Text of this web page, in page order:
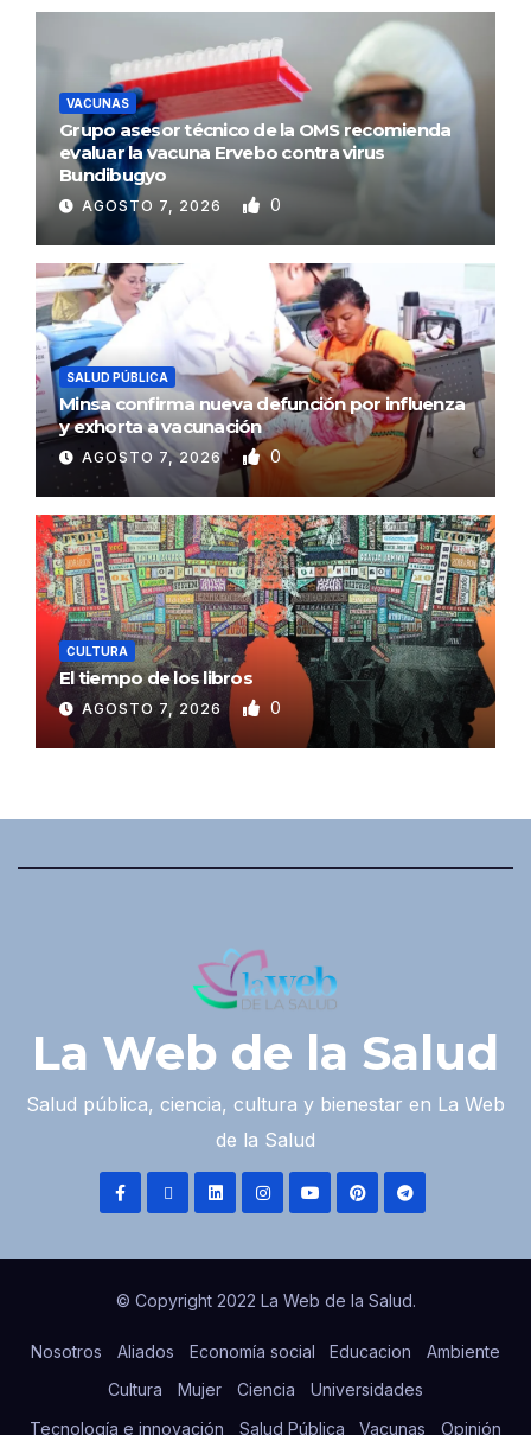
VACUNAS
Grupo asesor técnico de la OMS recomienda
evaluar la vacuna Ervebo contra virus
Bundibugyo
AGOSTO 7, 2026 0
SALUD PÚBLICA
Minsa confirma nueva defunción por influenza
y exhorta a vacunación
AGOSTO 7, 2026 0
CULTURA
El tiempo de los libros
AGOSTO 7, 2026 0
La Web de la Salud
Salud pública, ciencia, cultura y bienestar en La Web
de la Salud
© Copyright 2022 La Web de la Salud.
Nosotros Aliados Economía social Educacion
Ambiente
Cultura
Mujer Ciencia
Universidades
Tecnología e innovación
Salud Pública Vacunas Opinión